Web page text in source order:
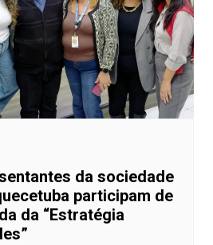
da sociedade
participam de
da “Estratégia